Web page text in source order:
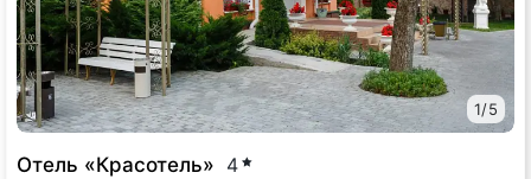
1/5
Отель «Красотель» 4